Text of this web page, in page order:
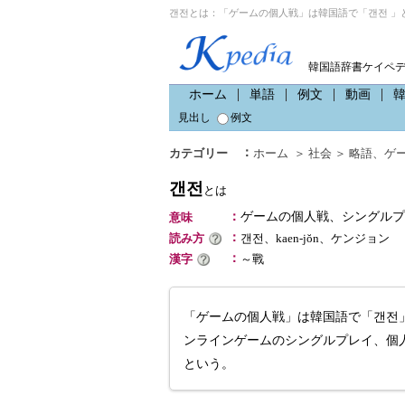
갠전とは：「ゲームの個人戦」は韓国語で「갠전 」
韓国語辞書ケイペ
ホーム 単語 例文 動画
見出し 例文
カテゴリー ： ホーム ＞ 社会 ＞ 略語、 ゲ
갠전 とは
意味
： ゲームの個人戦、シングル
読み方
： 갠전、kaen-jŏn、ケンジョン
漢字
： ～戰
「ゲームの個人戦」は韓国語で「갠
ンラインゲームのシングルプレイ、
という。